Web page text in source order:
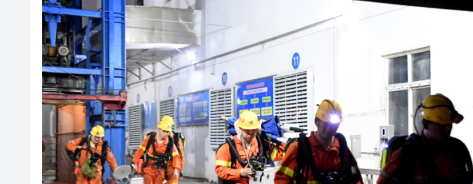
宏福苑大火｜最终調查報告曝光殉職消防員何偉豪裝備 「黃金戰衣」損毀
有片｜拜仁2:1擊敗維拉 180秒重溫全場精華
有片｜楊明莊思明大婚後急返港看大結局：感激愛回家助走出低谷 不捨大家庭